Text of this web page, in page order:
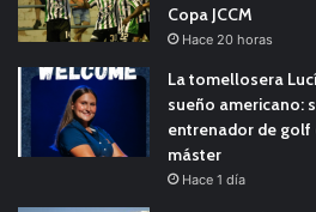
Copa JCCM
Hace 20 horas
La tomellosera
sueño americano:
entrenador de golf
máster
Hace 1 día